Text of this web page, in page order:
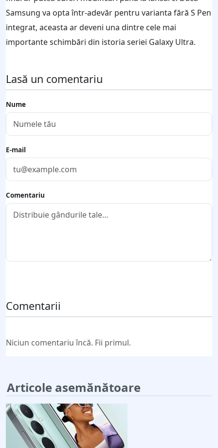
Samsung va opta într-adevăr pentru varianta fără S Pen
integrat, aceasta ar deveni una dintre cele mai
importante schimbări din istoria seriei Galaxy Ultra.
Lasă un comentariu
Nume
E-mail
Comentariu
Comentarii
Niciun comentariu încă. Fii primul.
Articole asemănătoare